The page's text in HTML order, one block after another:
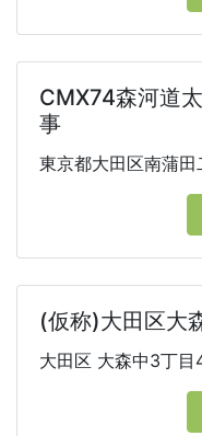
CMX74森河道
事
東京都大田区南蒲
(仮称)大田区大
大田区 大森中3丁目